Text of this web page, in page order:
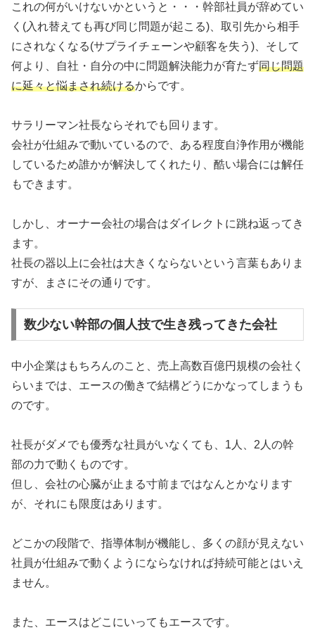
これの何がいけないかというと・・・幹部社員が辞めてい
く(入れ替えても再び同じ問題が起こる)、取引先から相手
にされなくなる(サプライチェーンや顧客を失う)、そして
何より、自社・自分の中に問題解決能力が育たず同じ問題
に延々と悩まされ続けるからです。
サラリーマン社長ならそれでも回ります。
会社が仕組みで動いているので、ある程度自浄作用が機能
しているため誰かが解決してくれたり、酷い場合には解任
もできます。
しかし、オーナー会社の場合はダイレクトに跳ね返ってき
ます。
社長の器以上に会社は大きくならないという言葉もありま
すが、まさにその通りです。
数少ない幹部の個人技で生き残ってきた会社
中小企業はもちろんのこと、売上高数百億円規模の会社く
らいまでは、エースの働きで結構どうにかなってしまうも
のです。
社長がダメでも優秀な社員がいなくても、1人、2人の幹
部の力で動くものです。
但し、会社の心臓が止まる寸前まではなんとかなります
が、それにも限度はあります。
どこかの段階で、指導体制が機能し、多くの顔が見えない
社員が仕組みで動くようにならなければ持続可能とはいえ
ません。
また、エースはどこにいってもエースです。